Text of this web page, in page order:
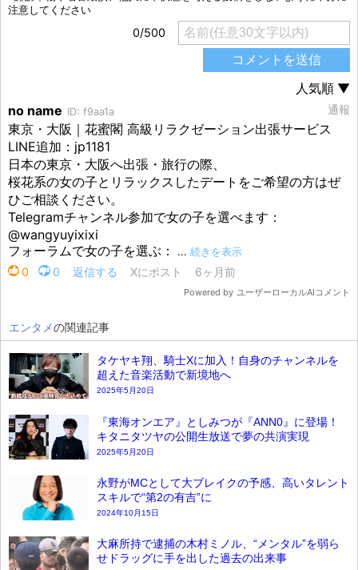
エンタメの関連記事
タケヤキ翔、騎士Xに加入！自身のチャンネルを
超えた音楽活動で新境地へ
2025年5月20日
『東海オンエア』としみつが『ANN0』に登場！
キタニタツヤの公開生放送で夢の共演実現
2025年5月20日
永野がMCとして大ブレイクの予感、高いタレント
スキルで“第2の有吉”に
2024年10月15日
大麻所持で逮捕の木村ミノル、“メンタル”を弱ら
せドラッグに手を出した過去の出来事